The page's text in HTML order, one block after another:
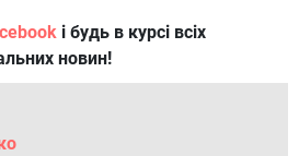
і будь в курсі всіх
новин!